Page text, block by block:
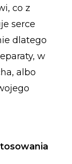
co z
serce
dlatego
w
albo